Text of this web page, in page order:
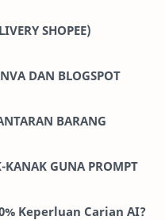
SHOPEE)
DAN BLOGSPOT
BARANG
KANAK GUNA PROMPT
Keperluan Carian AI?